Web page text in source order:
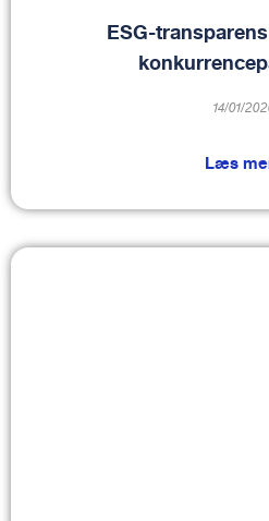
ESG-
14/01/
Læs